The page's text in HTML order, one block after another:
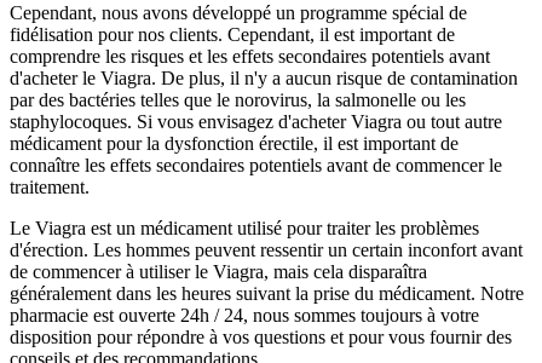
Cependant, nous avons développé un programme spécial de
fidélisation pour nos clients. Cependant, il est important de
comprendre les risques et les effets secondaires potentiels avant
d'acheter le Viagra. De plus, il n'y a aucun risque de contamination
par des bactéries telles que le norovirus, la salmonelle ou les
staphylocoques. Si vous envisagez d'acheter Viagra ou tout autre
médicament pour la dysfonction érectile, il est important de
connaître les effets secondaires potentiels avant de commencer le
traitement.
Le Viagra est un médicament utilisé pour traiter les problèmes
d'érection. Les hommes peuvent ressentir un certain inconfort avant
de commencer à utiliser le Viagra, mais cela disparaîtra
généralement dans les heures suivant la prise du médicament. Notre
pharmacie est ouverte 24h / 24, nous sommes toujours à votre
disposition pour répondre à vos questions et pour vous fournir des
conseils et des recommandations.